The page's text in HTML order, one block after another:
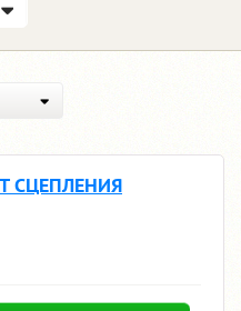
СЦЕПЛЕНИЯ